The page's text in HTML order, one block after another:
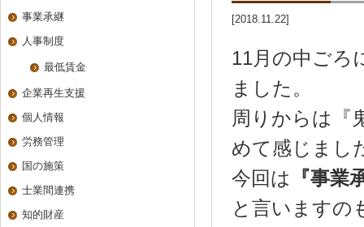
[2018.11.22]
11月の中ごろ
ました。
周りからは『
めて感じまし
今回は
『事業
と言いますの
事業承継
人事制度
最低賃金
企業再生支援
個人情報
労務管理
国の施策
士業間連携
知的財産